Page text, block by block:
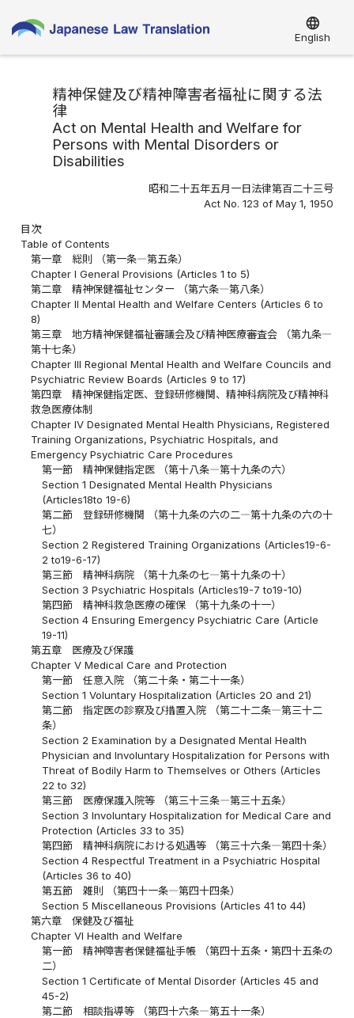
language
English
精神保健及び精神障害者福祉に関する法
律
Act on Mental Health and Welfare for
Persons with Mental Disorders or
Disabilities
昭和二十五年五月一日法律第百二十三号
Act No. 123 of May 1, 1950
目次
Table of Contents
第一章 総則 （第一条―第五条）
Chapter I General Provisions (Articles 1 to 5)
第二章 精神保健福祉センター （第六条―第八条）
Chapter II Mental Health and Welfare Centers (Articles 6 to
8)
第三章 地方精神保健福祉審議会及び精神医療審査会 （第九条―
第十七条）
Chapter III Regional Mental Health and Welfare Councils and
Psychiatric Review Boards (Articles 9 to 17)
第四章 精神保健指定医、登録研修機関、精神科病院及び精神科
救急医療体制
Chapter IV Designated Mental Health Physicians, Registered
Training Organizations, Psychiatric Hospitals, and
Emergency Psychiatric Care Procedures
第一節 精神保健指定医 （第十八条―第十九条の六）
Section 1 Designated Mental Health Physicians
(Articles18to 19-6)
第二節 登録研修機関 （第十九条の六の二―第十九条の六の十
七）
Section 2 Registered Training Organizations (Articles19-6-
2 to19-6-17)
第三節 精神科病院 （第十九条の七―第十九条の十）
Section 3 Psychiatric Hospitals (Articles19-7 to19-10)
第四節 精神科救急医療の確保 （第十九条の十一）
Section 4 Ensuring Emergency Psychiatric Care (Article
19-11)
第五章 医療及び保護
Chapter V Medical Care and Protection
第一節 任意入院 （第二十条・第二十一条）
Section 1 Voluntary Hospitalization (Articles 20 and 21)
第二節 指定医の診察及び措置入院 （第二十二条―第三十二
条）
Section 2 Examination by a Designated Mental Health
Physician and Involuntary Hospitalization for Persons with
Threat of Bodily Harm to Themselves or Others (Articles
22 to 32)
第三節 医療保護入院等 （第三十三条―第三十五条）
Section 3 Involuntary Hospitalization for Medical Care and
Protection (Articles 33 to 35)
第四節 精神科病院における処遇等 （第三十六条―第四十条）
Section 4 Respectful Treatment in a Psychiatric Hospital
(Articles 36 to 40)
第五節 雑則 （第四十一条―第四十四条）
Section 5 Miscellaneous Provisions (Articles 41 to 44)
第六章 保健及び福祉
Chapter VI Health and Welfare
第一節 精神障害者保健福祉手帳 （第四十五条・第四十五条の
二）
Section 1 Certificate of Mental Disorder (Articles 45 and
45-2)
第二節 相談指導等 （第四十六条―第五十一条）